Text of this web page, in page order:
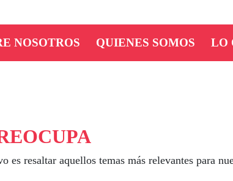
NOSOTROS QUIENES SOMOS LO
es resaltar aquellos temas más relevantes para